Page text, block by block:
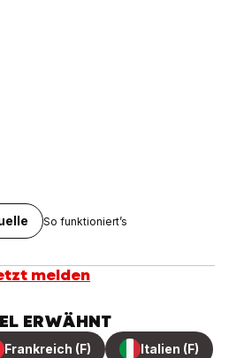
So funktioniert’s
melden
ERWÄHNT
Frankreich (F) Italien (F)